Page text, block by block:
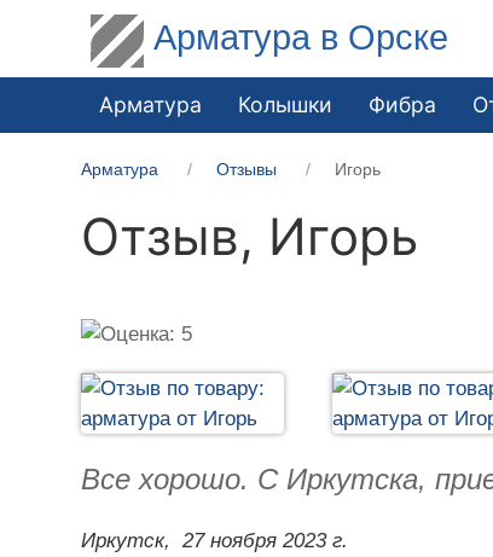
Арматура в Орске
Арматура Колышки Фибра
Арматура Отзывы Игорь
Отзыв, Игорь
Все хорошо. С Иркутска,
Иркутск,
27 ноября 2023 г.